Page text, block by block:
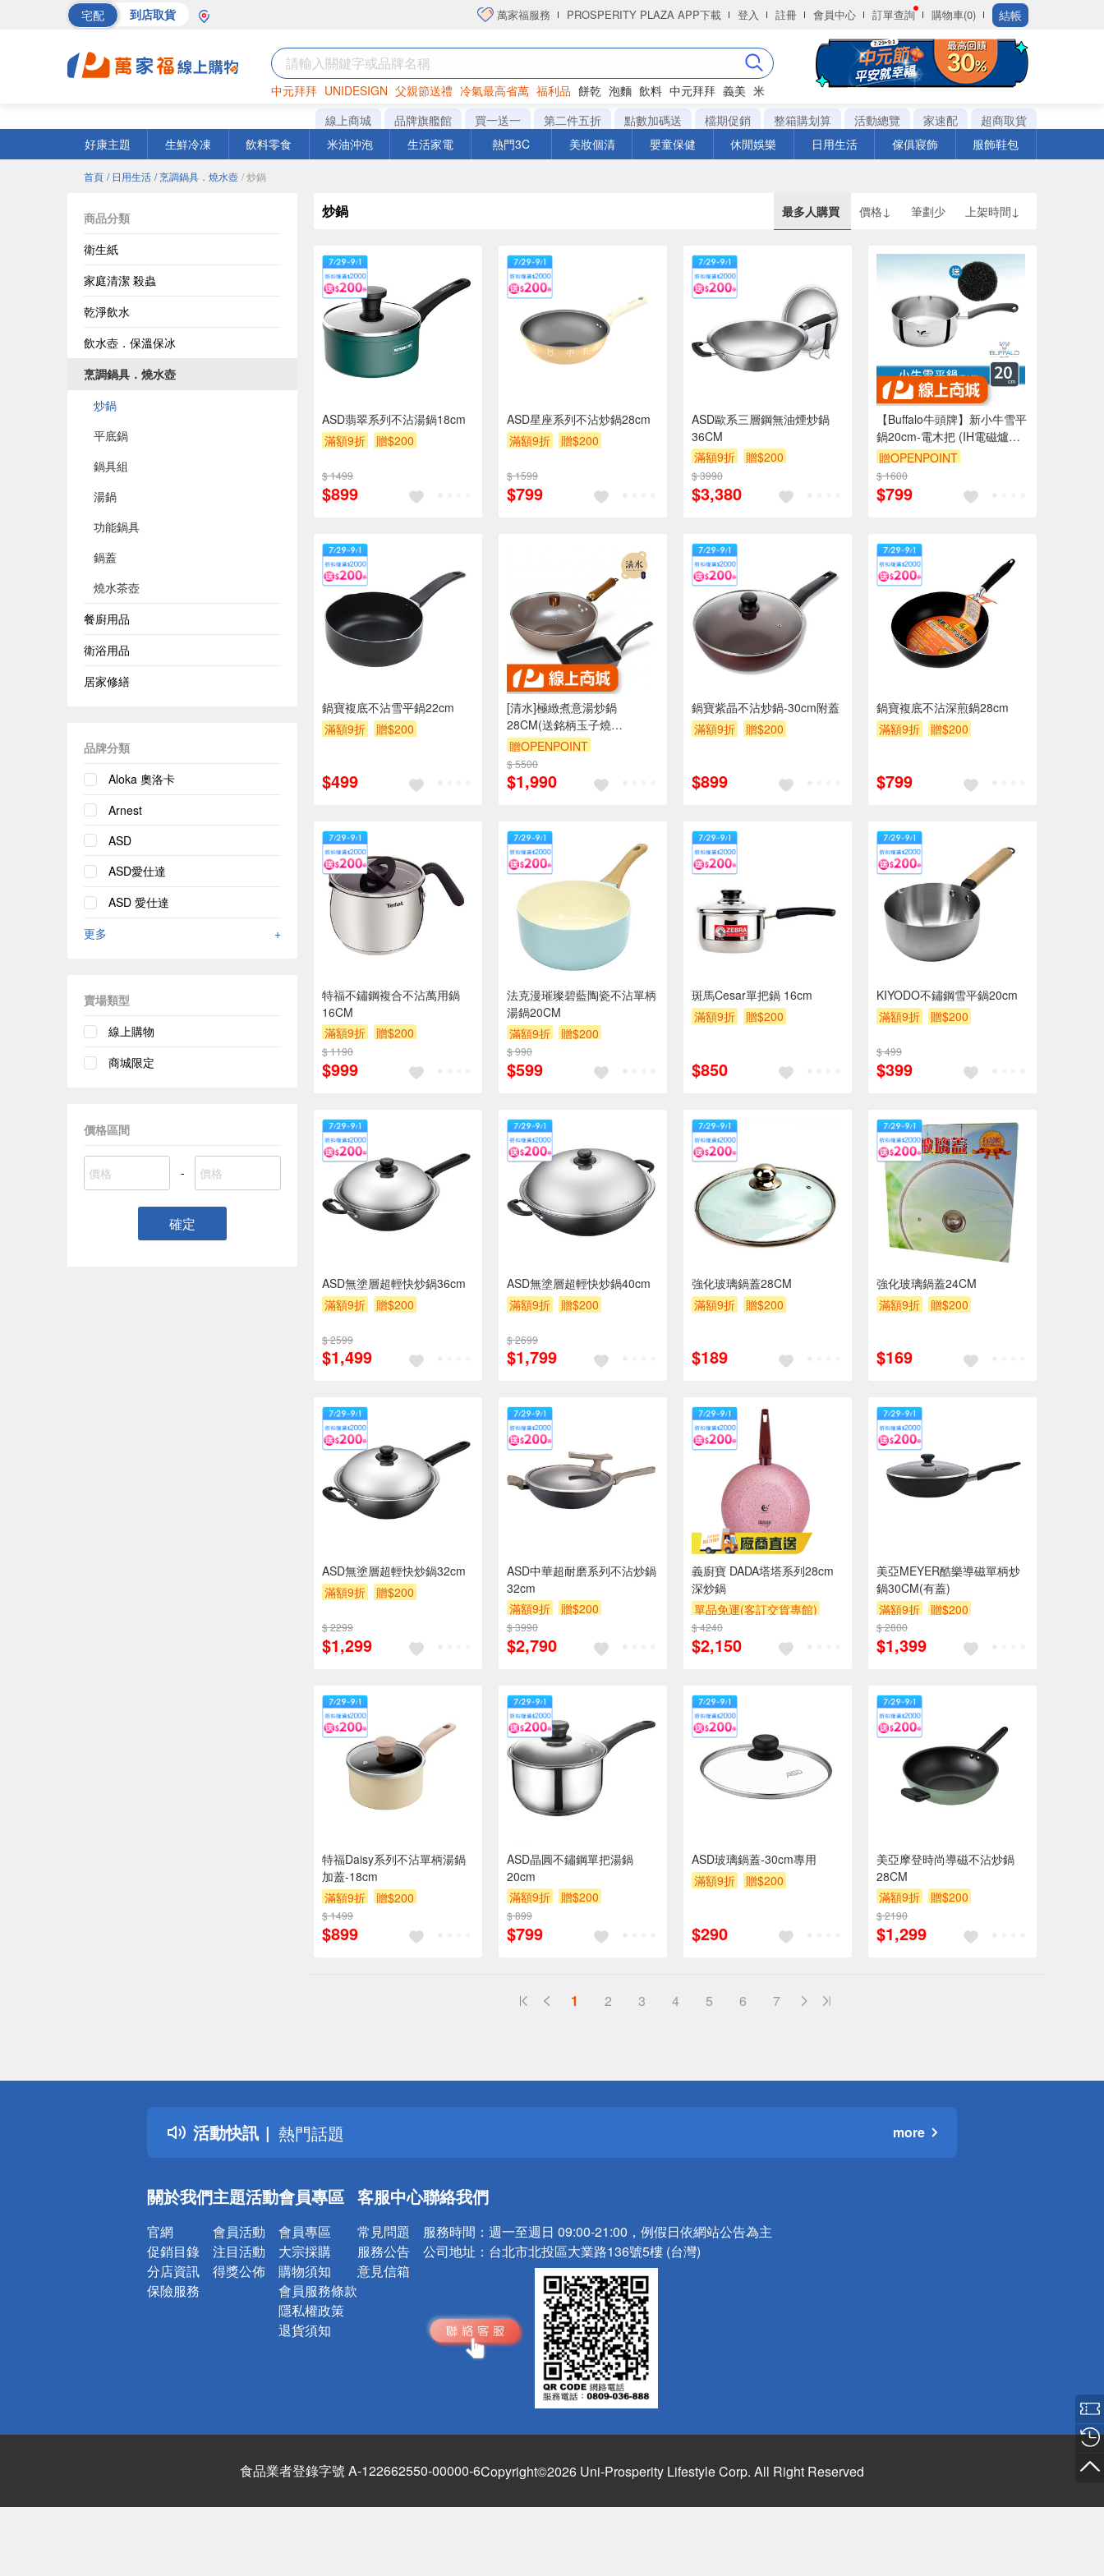
宅配 到店取貨 萬家福服務 PROSPERITY PLAZA APP下載 登入 註冊 會員中心 訂單查詢 購物車(0) 結帳
中元拜拜 UNIDESIGN 父親節送禮 冷氣最高省萬 福利品 餅乾 泡麵 飲料 中元拜拜 義美 米
罐頭 海苔 洋芋片
線上商城 品牌旗艦館 買一送一 第二件五折 點數加碼送 檔期促銷 整箱購划算 活動總覽 家速配
超商取貨
好康主題
生鮮冷凍 飲料零食 米油沖泡 生活家電 熱門3C 美妝個清 嬰童保健 休閒娛樂 日用生活 傢俱寢飾 服飾鞋包
首頁 / 日用生活 / 烹調鍋具．燒水壺 / 炒鍋
商品分類
衛生紙
家庭清潔 殺蟲
乾淨飲水
飲水壺．保溫保冰
烹調鍋具．燒水壺
炒鍋
平底鍋
鍋具組
湯鍋
功能鍋具
鍋蓋
燒水茶壺
餐廚用品
衛浴用品
居家修繕
品牌分類
Aloka 奧洛卡
Arnest
ASD
ASD愛仕達
ASD 愛仕達
更多
+
賣場類型
線上購物
商城限定
價格區間
-
確定
炒鍋 最多人購買 價格↓ 筆劃少 上架時間↓
ASD翡翠系列不沾湯鍋18cm
滿額9折
贈$200
$ 1499
$899
ASD星座系列不沾炒鍋28cm
滿額9折
贈$200
$ 1599
$799
ASD歐系三層鋼無油煙炒鍋
36CM
滿額9折
贈$200
$ 3990
$3,380
【Buffalo牛頭牌】新小牛雪平
鍋20cm-電木把 (IH電磁爐適
用/304不鏽鋼/導角設計)
贈OPENPOINT
$ 1600
$799
鍋寶複底不沾雪平鍋22cm
滿額9折
贈$200
$499
[清水]極緻煮意湯炒鍋
28CM(送銘柄玉子燒
15x19CM)
贈OPENPOINT
$ 5500
$1,990
鍋寶紫晶不沾炒鍋-30cm附蓋
滿額9折
贈$200
$899
鍋寶複底不沾深煎鍋28cm
滿額9折
贈$200
$799
特福不鏽鋼複合不沾萬用鍋
16CM
滿額9折
贈$200
$ 1190
$999
法克漫璀璨碧藍陶瓷不沾單柄
湯鍋20CM
滿額9折
贈$200
$ 990
$599
斑馬Cesar單把鍋 16cm
滿額9折
贈$200
$850
KIYODO不鏽鋼雪平鍋20cm
滿額9折
贈$200
$ 499
$399
ASD無塗層超輕快炒鍋36cm
滿額9折
贈$200
$ 2599
$1,499
ASD無塗層超輕快炒鍋40cm
滿額9折
贈$200
$ 2699
$1,799
強化玻璃鍋蓋28CM
滿額9折
贈$200
$189
強化玻璃鍋蓋24CM
滿額9折
贈$200
$169
ASD無塗層超輕快炒鍋32cm
滿額9折
贈$200
$ 2299
$1,299
ASD中華超耐磨系列不沾炒鍋
32cm
滿額9折
贈$200
$ 3990
$2,790
義廚寶 DADA塔塔系列28cm
深炒鍋
單品免運(客訂交貨專館)
$ 4240
$2,150
美亞MEYER酷樂導磁單柄炒
鍋30CM(有蓋)
滿額9折
贈$200
$ 2800
$1,399
特福Daisy系列不沾單柄湯鍋
加蓋-18cm
滿額9折
贈$200
$ 1499
$899
ASD晶圓不鏽鋼單把湯鍋
20cm
滿額9折
贈$200
$ 899
$799
ASD玻璃鍋蓋-30cm專用
滿額9折
贈$200
$290
美亞摩登時尚導磁不沾炒鍋
28CM
滿額9折
贈$200
$ 2190
$1,299
1 2 3 4 5 6 7
活動快訊
詐騙網頁！請小心！
得獎公告
熱門話題
銀行優惠
詐騙網頁！請小心！
more
關於我們
官網
促銷目錄
分店資訊
保險服務
主題活動
會員活動
注目活動
得獎公佈
會員專區
會員專區
大宗採購
購物須知
會員服務條款
隱私權政策
退貨須知
客服中心
常見問題
服務公告
意見信箱
聯絡我們
服務時間： 週一至週日 09:00-21:00，例假日依網站公告為主
公司地址： 台北市北投區大業路136號5樓 (台灣)
食品業者登錄字號 A-122662550-00000-6Copyright©2026 Uni-Prosperity Lifestyle Corp. All Right Reserved